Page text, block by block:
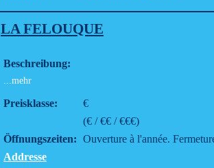
LA FELOUQUE
Beschreibung:
...mehr
Preisklasse:
€
(€ / €€ / €€€)
Öffnungszeiten: Ouverture à l'année.
Addresse